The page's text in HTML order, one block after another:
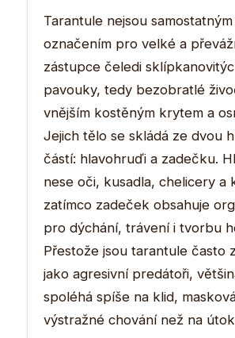
Tarantule nejsou
označením pro velké a
zástupce čeledi
pavouky, tedy bezobratlé
vnějším kostěným krytem a
Jejich tělo se skládá ze dvou
částí: hlavohruďi a zadečku.
nese oči, kusadla, chelicery a
zatímco zadeček obsahuje
pro dýchání, trávení i tvorbu
Přestože jsou tarantule často
jako agresivní predátoři,
spoléhá spíše na klid,
výstražné chování než na